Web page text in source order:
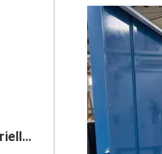
Anoden-und Kathoden-materieller Ofen